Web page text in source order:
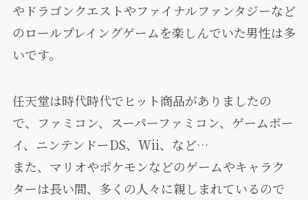
やドラゴンクエストやファイナルファンタジーなど
のロールプレイングゲームを楽しんでいた男性は多
いです。
任天堂は時代時代でヒット商品がありましたの
で、ファミコン、スーパーファミコン、ゲームボー
イ、ニンテンドーDS、Wii、など…
また、マリオやポケモンなどのゲームやキャラク
ターは長い間、多くの人々に親しまれているので